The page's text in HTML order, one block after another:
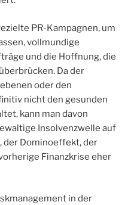
PR-Kampagnen, um
vollmundige
und die Hoffnung, die
Da der
oder den
nicht den gesunden
kann man davon
Insolvenzwelle auf
der Dominoeffekt, der
Finanzkrise eher
in der